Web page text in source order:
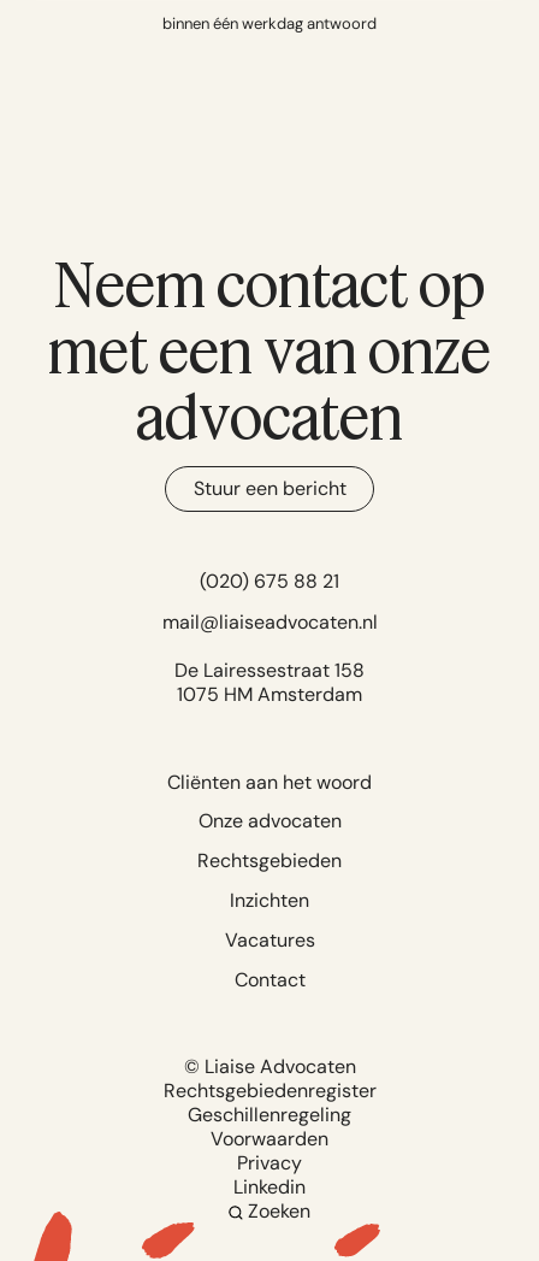
binnen één werkdag antwoord
Neem contact op
met een van onze
advocaten
Stuur een bericht
(020) 675 88 21
mail@liaiseadvocaten.nl
De Lairessestraat 158
1075 HM Amsterdam
Cliënten aan het woord
Onze advocaten
Rechtsgebieden
Inzichten
Vacatures
Contact
© Liaise Advocaten
Rechtsgebiedenregister
Geschillenregeling
Voorwaarden
Privacy
Linkedin
Zoeken